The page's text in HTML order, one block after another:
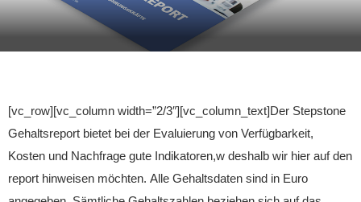
[vc_row][vc_column width=”2/3″][vc_column_text]Der Stepstone
Gehaltsreport bietet bei der Evaluierung von Verfügbarkeit,
Kosten und Nachfrage gute Indikatoren,w deshalb wir hier auf den
report hinweisen möchten. Alle Gehaltsdaten sind in Euro